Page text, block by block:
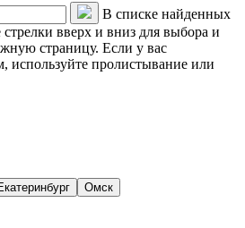
В списке найденных
стрелки вверх и вниз для выбора и
страницу. Если у вас
используйте пролистывание или
Омск